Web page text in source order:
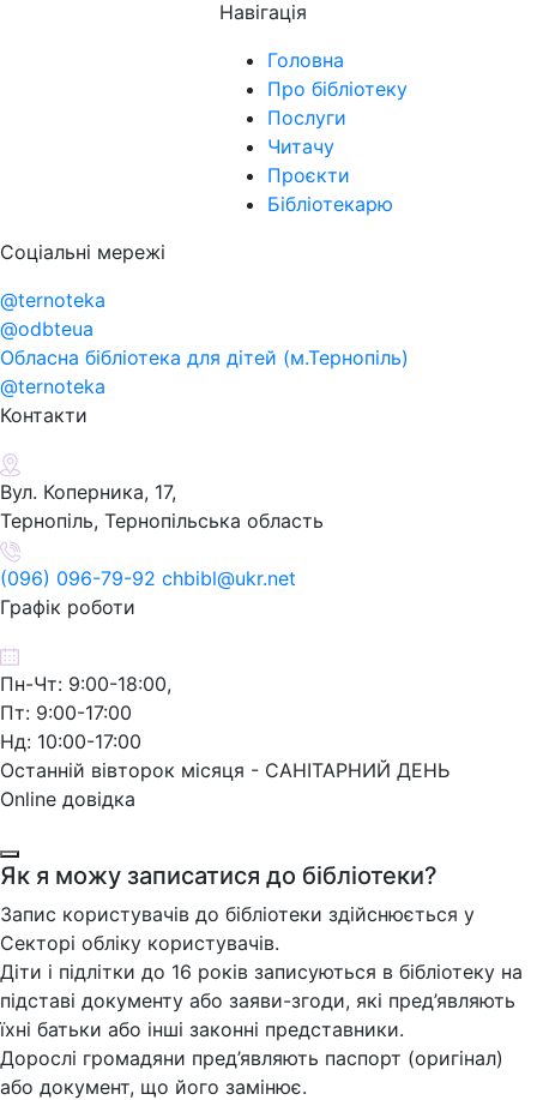
Навігація
Головна
Про бібліотеку
Послуги
Читачу
Проєкти
Бібліотекарю
Соціальні мережі
@ternoteka
@odbteua
Обласна бібліотека для дітей (м.Тернопіль)
@ternoteka
Контакти
Вул. Коперника, 17,
Тернопіль, Тернопільська область
(096) 096-79-92 chbibl@ukr.net
Графік роботи
Пн-Чт: 9:00-18:00,
Пт: 9:00-17:00
Нд: 10:00-17:00
Останній вівторок місяця - САНІТАРНИЙ ДЕНЬ
Online довідка
Як я можу записатися до бібліотеки?
Запис користувачів до бібліотеки здійснюється у
Секторі обліку користувачів.
Діти і підлітки до 16 років записуються в бібліотеку на
підставі документу або заяви-згоди, які пред’являють
їхні батьки або інші законні представники.
Дорослі громадяни пред’являють паспорт (оригінал)
або документ, що його замінює.